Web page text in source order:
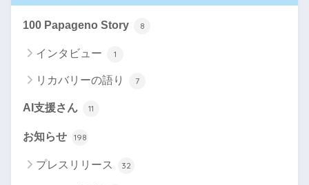
100 Papageno Story 8
インタビュー 1
リカバリーの語り 7
AI支援さん 11
お知らせ 198
プレスリリース 32